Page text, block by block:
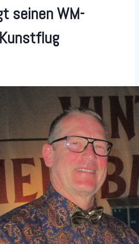
seinen WM-